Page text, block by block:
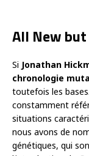
All New
Si Jonathan
chronologie
toutefois les
constamment
situations
nous avons de
génétiques, qui